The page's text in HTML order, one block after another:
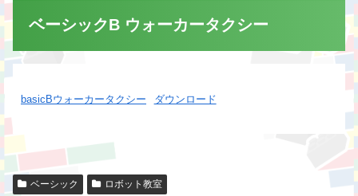
ベーシックB ウォーカータクシー
basicBウォーカータクシー ダウンロード
ベーシック ロボット教室